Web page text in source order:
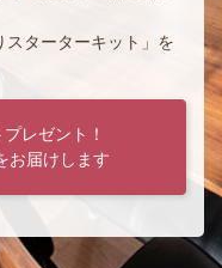
ターターキット」を
レゼント！
お届けします